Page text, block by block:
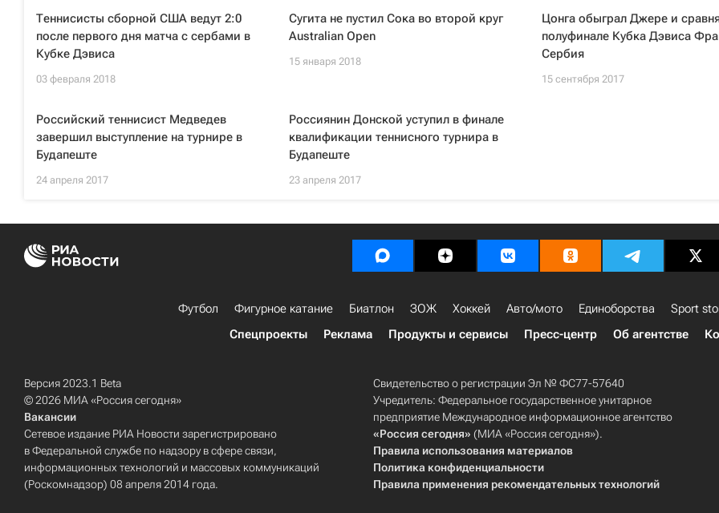
Теннисисты сборной США ведут 2:0
после первого дня матча с сербами в
Кубке Дэвиса
03 февраля 2018
Сугита не пустил Сока во второй круг
Australian Open
15 января 2018
Цонга обыграл Джере и
полуфинале Кубка Дэвиса
Сербия
15 сентября 2017
Российский теннисист Медведев
завершил выступление на турнире в
Будапеште
24 апреля 2017
Россиянин Донской уступил в финале
квалификации теннисного турнира в
Будапеште
23 апреля 2017
Футбол Фигурное катание Биатлон ЗОЖ Хоккей Авто/мото Единоборства Sport
Спецпроекты
Реклама Продукты и сервисы Пресс-центр Об агентстве
Версия 2023.1 Beta
© 2026 МИА «Россия сегодня»
Вакансии
Сетевое издание РИА Новости зарегистрировано
в Федеральной службе по надзору в сфере связи,
информационных технологий и массовых коммуникаций
(Роскомнадзор) 08 апреля 2014 года.
Свидетельство о регистрации Эл № ФС77-57640
Учредитель: Федеральное государственное унитарное
предприятие Международное информационное агентство
«Россия сегодня» (МИА «Россия сегодня»).
Правила использования материалов
Политика конфиденциальности
Правила применения рекомендательных технологий